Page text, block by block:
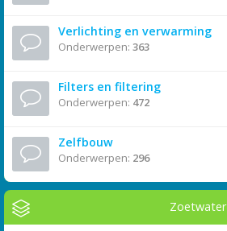
Verlichting en verwarming
Onderwerpen: 363
Filters en filtering
Onderwerpen: 472
Zelfbouw
Onderwerpen: 296
Zoetwater